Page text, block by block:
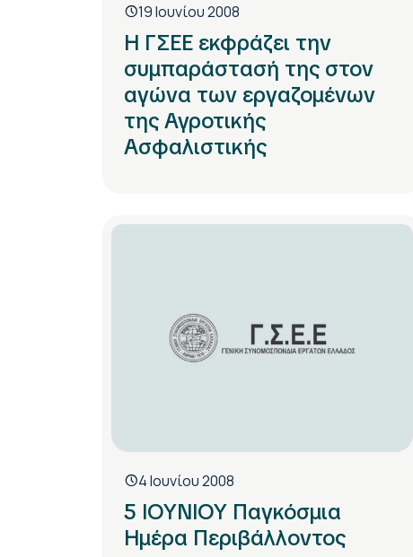
19 Ιουνίου 2008
Η ΓΣΕΕ εκφράζει την
συμπαράστασή της στον
αγώνα των εργαζομένων
της Αγροτικής
Ασφαλιστικής
4 Ιουνίου 2008
5 IOYNIOY Παγκόσμια
Ημέρα Περιβάλλοντος